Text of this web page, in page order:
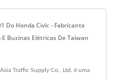
Do Honda Civic - Fabricante
Buzinas Elétricas De Taiwan
Traffic Supply Co., Ltd. é uma